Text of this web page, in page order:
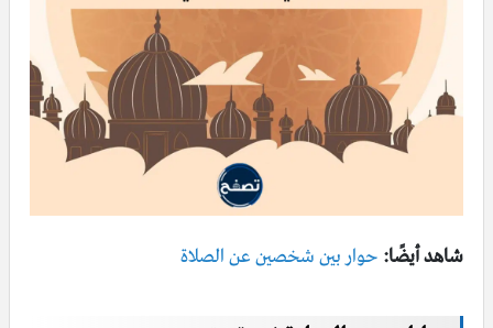
شاهد أيضًا: حوار بين شخصين عن الصلاة